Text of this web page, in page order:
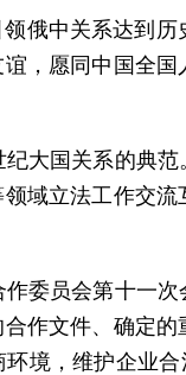
俄中关系达到
，愿同中国全
大国关系的典
域立法工作交
委员会第十一
作文件、确定
境，维护企业